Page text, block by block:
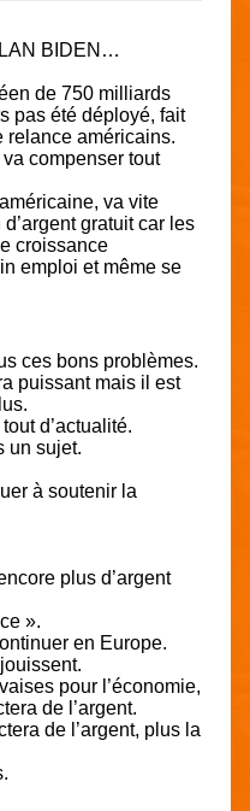
BIDEN…
de 750 milliards
pas été déployé, fait
relance américains.
compenser tout
va vite
gratuit car les
croissance
emploi et même se
ces bons problèmes.
puissant mais il est
d’actualité.
un sujet.
à soutenir la
plus d’argent
».
en Europe.
pour l’économie,
de l’argent.
de l’argent, plus la